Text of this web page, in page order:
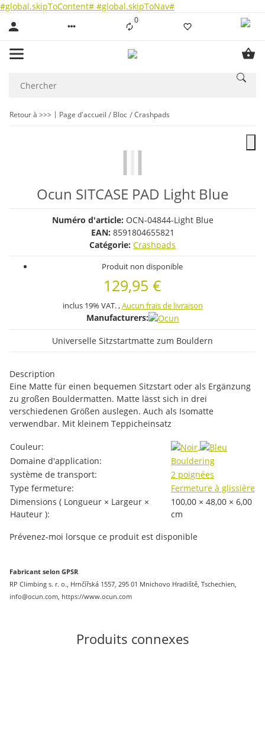
#global.skipToContent# #global.skipToNav#
0Liste ist leer
Retour à >>> Page d'accueil Bloc Crashpads
Ocun SITCASE PAD Light Blue
Numéro d'article: OCN-04844-Light Blue
EAN: 8591804655821
Catégorie: Crashpads
Produit non disponible
129,95 €
inclus 19% VAT. ,Aucun frais de livraison
Manufacturers:
Universelle Sitzstartmatte zum Bouldern
Description
Eine Matte für einen bequemen Sitzstart oder als Ergänzung
zu großen Bouldermatten. Matte lässt sich in drei
verschiedenen Größen auslegen. Auch als Isomatte
verwendbar. Mit kleinem Teppicheinsatz
#productDetails.itemInformation#
#productDetails.itemValue#
Couleur:
Domaine d'application:
Bouldering
système de transport:
2 poignées
Type fermeture:
Fermeture à glissière
Dimensions ( Longueur × Largeur ×
Hauteur ):
100,00 × 48,00 × 6,00
cm
Prévenez-moi lorsque ce produit est disponible
Fabricant selon GPSR
RP Climbing s. r. o., Hrnčířská 1557, 295 01 Mnichovo Hradiště, Tschechien,
info@ocun.com, https://www.ocun.com
Produits connexes